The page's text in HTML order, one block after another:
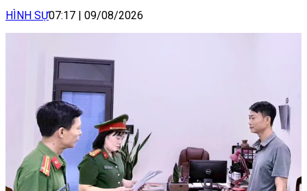
HÌNH SỰ07:17 09/08/2026